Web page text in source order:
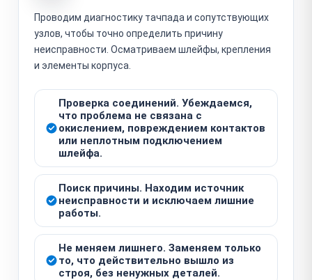
Проводим диагностику тачпада и сопутствующих
узлов, чтобы точно определить причину
неисправности. Осматриваем шлейфы, крепления
и элементы корпуса.
Проверка соединений. Убеждаемся,
что проблема не связана с
окислением, повреждением контактов
или неплотным подключением
шлейфа.
Поиск причины. Находим источник
неисправности и исключаем лишние
работы.
Не меняем лишнего. Заменяем только
то, что действительно вышло из
строя, без ненужных деталей.